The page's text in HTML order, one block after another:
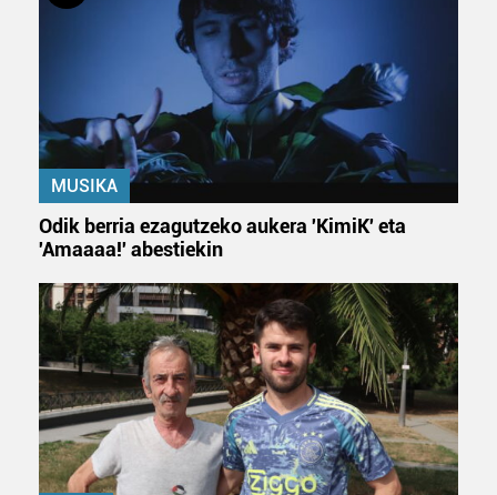
MUSIKA
Odik berria ezagutzeko aukera 'KimiK' eta
'Amaaaa!' abestiekin